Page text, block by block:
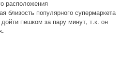
расположения
близость популярного супермаркета
пешком за пару минут, т.к. он
.